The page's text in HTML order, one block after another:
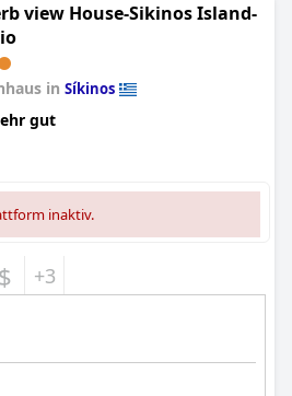
view House-Sikinos Island-
in Síkinos
gut
inaktiv.
$ +3